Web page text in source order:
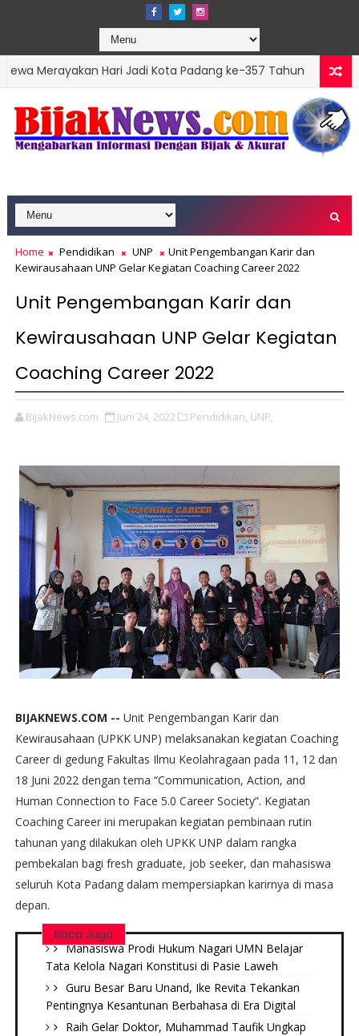
Hari Jadi Kota Padang ke-357 Tahun OPINI 357 Tahun
Home Pendidikan UNP
Unit Pengembangan Karir dan
Kewirausahaan UNP Gelar Kegiatan Coaching Career 2022
Unit Pengembangan Karir dan
Kewirausahaan UNP Gelar Kegiatan
Coaching Career 2022
BijakNews.com Juni 24, 2022 Pendidikan, UNP,
BIJAKNEWS.COM -- Unit Pengembangan Karir dan
Kewirausahaan (UPKK UNP) melaksanakan kegiatan Coaching
Career di gedung Fakultas Ilmu Keolahragaan pada 11, 12 dan
18 Juni 2022 dengan tema “Communication, Action, and
Human Connection to Face 5.0 Career Society”. Kegiatan
Coaching Career ini merupakan kegiatan pembinaan rutin
tahunan yang dilakukan oleh UPKK UNP dalam rangka
pembekalan bagi fresh graduate, job seeker, dan mahasiswa
seluruh Kota Padang dalam mempersiapkan karirnya di masa
depan.
Baca Juga
Mahasiswa Prodi Hukum Nagari UMN Belajar
Tata Kelola Nagari Konstitusi di Pasie Laweh ‎
Guru Besar Baru Unand, Ike Revita Tekankan
Pentingnya Kesantunan Berbahasa di Era Digital
Raih Gelar Doktor, Muhammad Taufik Ungkap